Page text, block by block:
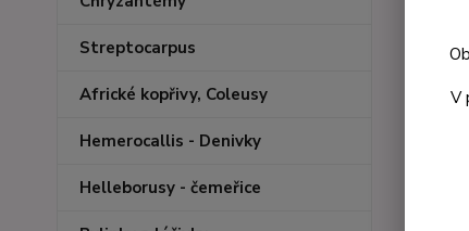
Streptocarpus
Africké kopřivy, Coleusy
Hemerocallis - Denivky
Helleborusy - čemeřice
V